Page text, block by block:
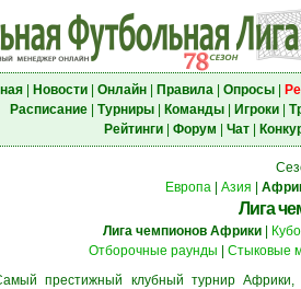
| Новости| Онлайн| Правила| Опросы|
Расписание| Турниры| Команды| Игроки|
Рейтинги| Форум Чат|
Европа
Азия
Лига
Лига чемпионов Африки|
Отборочные раунды
Стыковые
престижный клубный турнир